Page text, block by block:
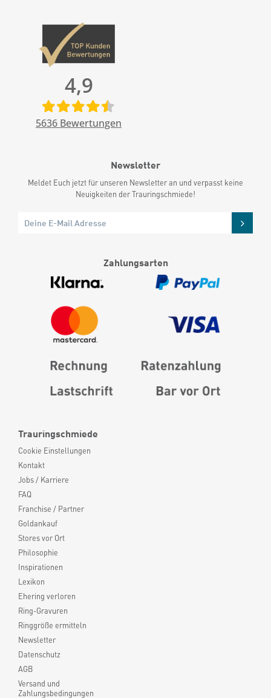
Trauringschmiede
Cookie Einstellungen
Kontakt
Jobs / Karriere
FAQ
Franchise / Partner
Goldankauf
Stores vor Ort
Philosophie
Inspirationen
Lexikon
Ehering verloren
Ring-Gravuren
Ringgröße ermitteln
Newsletter
Datenschutz
AGB
Versand und
Zahlungsbedingungen
4,9
5636 Bewertungen
Newsletter
Meldet Euch jetzt für unseren Newsletter an und verpasst keine
Neuigkeiten der Trauringschmiede!
Zahlungsarten